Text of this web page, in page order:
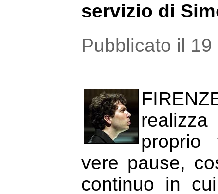
servizio di
Pubblicato il
proprio
vere pause,
continuo in